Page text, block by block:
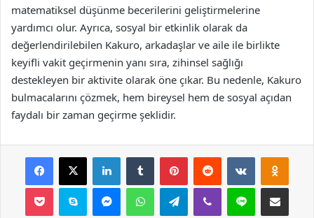
matematiksel düşünme becerilerini geliştirmelerine
yardımcı olur. Ayrıca, sosyal bir etkinlik olarak da
değerlendirilebilen Kakuro, arkadaşlar ve aile ile birlikte
keyifli vakit geçirmenin yanı sıra, zihinsel sağlığı
destekleyen bir aktivite olarak öne çıkar. Bu nedenle, Kakuro
bulmacalarını çözmek, hem bireysel hem de sosyal açıdan
faydalı bir zaman geçirme şeklidir.
Facebook
X LinkedInTumblr PinterestReddit VKontakte
Pocket Skype MessengerWhatsAppTelegramViber Line E-Posta ile